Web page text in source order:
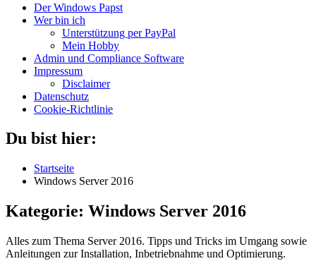
Der Windows Papst
Wer bin ich
Unterstützung per PayPal
Mein Hobby
Admin und Compliance Software
Impressum
Disclaimer
Datenschutz
Cookie-Richtlinie
Du bist hier:
Startseite
Windows Server 2016
Kategorie: Windows Server 2016
Alles zum Thema Server 2016. Tipps und Tricks im Umgang sowie
Anleitungen zur Installation, Inbetriebnahme und Optimierung.